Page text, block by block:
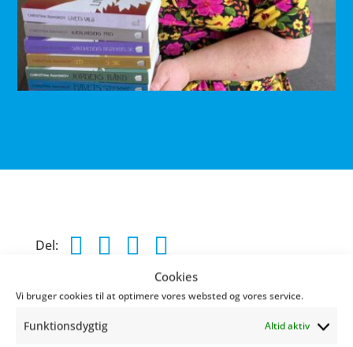
Cookies
Vi bruger cookies til at optimere vores websted og vores service.
Funktionsdygtig Altid aktiv
Del:
fantasyserie “Fønixens Hjerte”, signerer på